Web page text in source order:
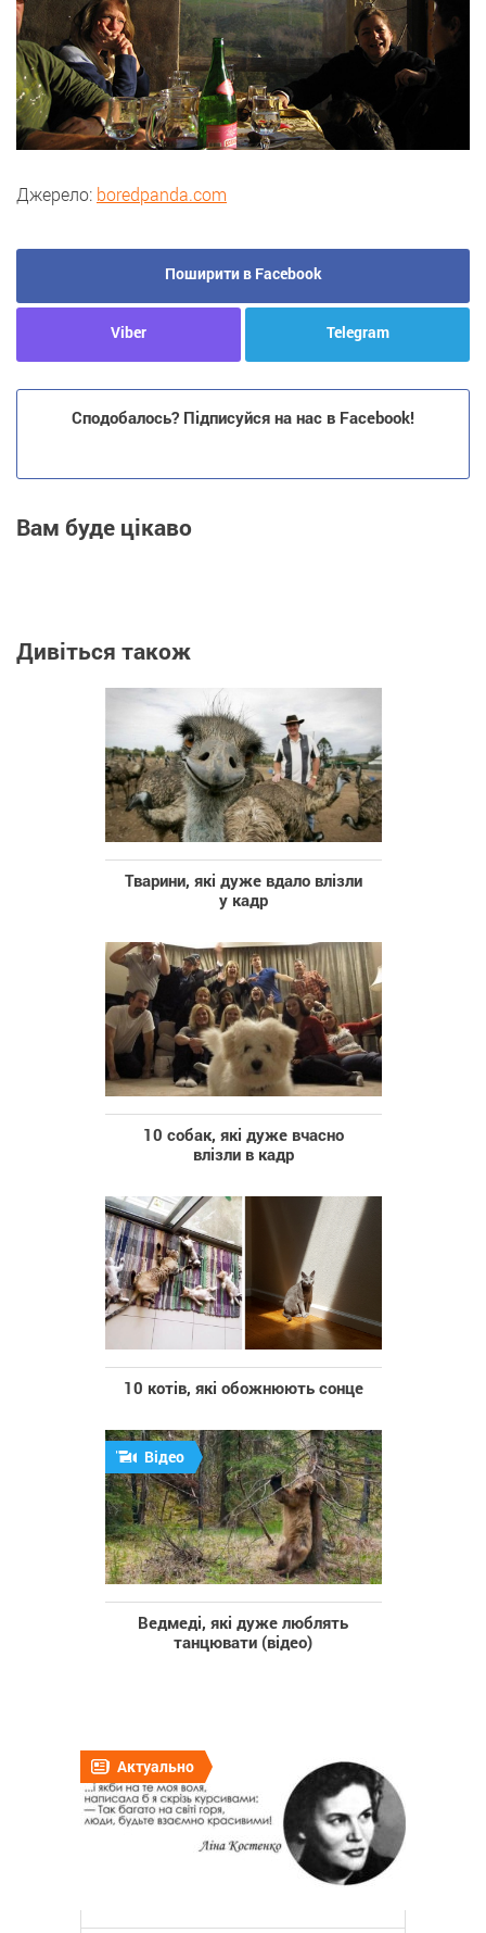
Джерело: boredpanda.com
Поширити в Facebook
Viber Telegram
Сподобалось? Підписуйся на нас в Facebook!
Вам буде цікаво
Дивіться також
Тварини, які дуже вдало влізли
у кадр
10 собак, які дуже вчасно
влізли в кадр
10 котів, які обожнюють сонце
Відео
Ведмеді, які дуже люблять
танцювати (відео)
Актуально